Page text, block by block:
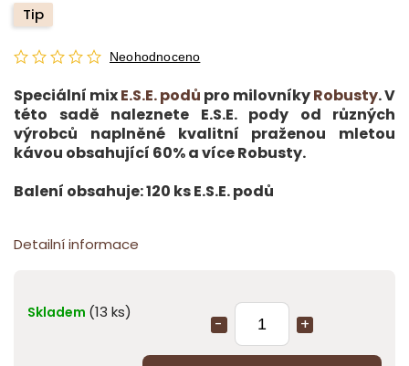
Tip
Neohodnoceno
Skladem (13 ks)
Speciální mixE.S.E. podů pro milovníkyRobusty. V
této sadě naleznete E.S.E. pody od různých
výrobců naplněné kvalitní praženou mletou
kávou obsahující 60% a více Robusty.
Balení obsahuje: 120 ks E.S.E. podů
Detailní informace